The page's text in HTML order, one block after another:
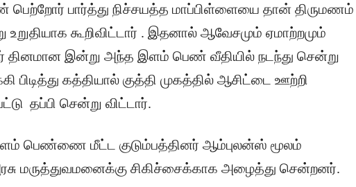
பார்த்து நிச்சயத்த மாப்பிள்ளையை தான் திருமணம்
கூறிவிட்டார் . இதனால் ஆவேசமும் ஏமாற்றமும்
இன்று அந்த இளம் பெண் வீதியில் நடந்து சென்று
பிடித்து கத்தியால் குத்தி முகத்தில் ஆசிட்டை ஊற்றி
தப்பி சென்று விட்டார்.
பெண்ணை மீட்ட குடும்பத்தினர் ஆம்புலன்ஸ் மூலம்
மருத்துவமனைக்கு சிகிச்சைக்காக அழைத்து சென்றனர்.